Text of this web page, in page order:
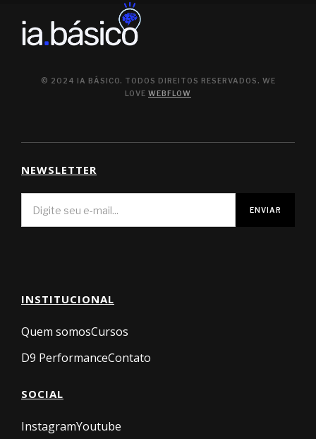
© 2024 IA BÁSICO. TODOS DIREITOS RESERVADOS. WE
LOVE WEBFLOW
NEWSLETTER
INSTITUCIONAL
Quem somosCursos
D9 PerformanceContato
SOCIAL
InstagramYoutube